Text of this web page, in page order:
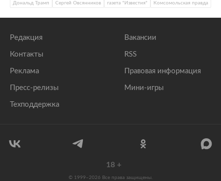
Дональд Трамп Сергей Овсянников газета "Известия" Комсомольская правда
Редакция
Контакты
Реклама
Пресс-релизы
Техподдержка
Вакансии
RSS
Правовая информация
Мини-игры
18 +
© 1999–2026 Все права защищены.